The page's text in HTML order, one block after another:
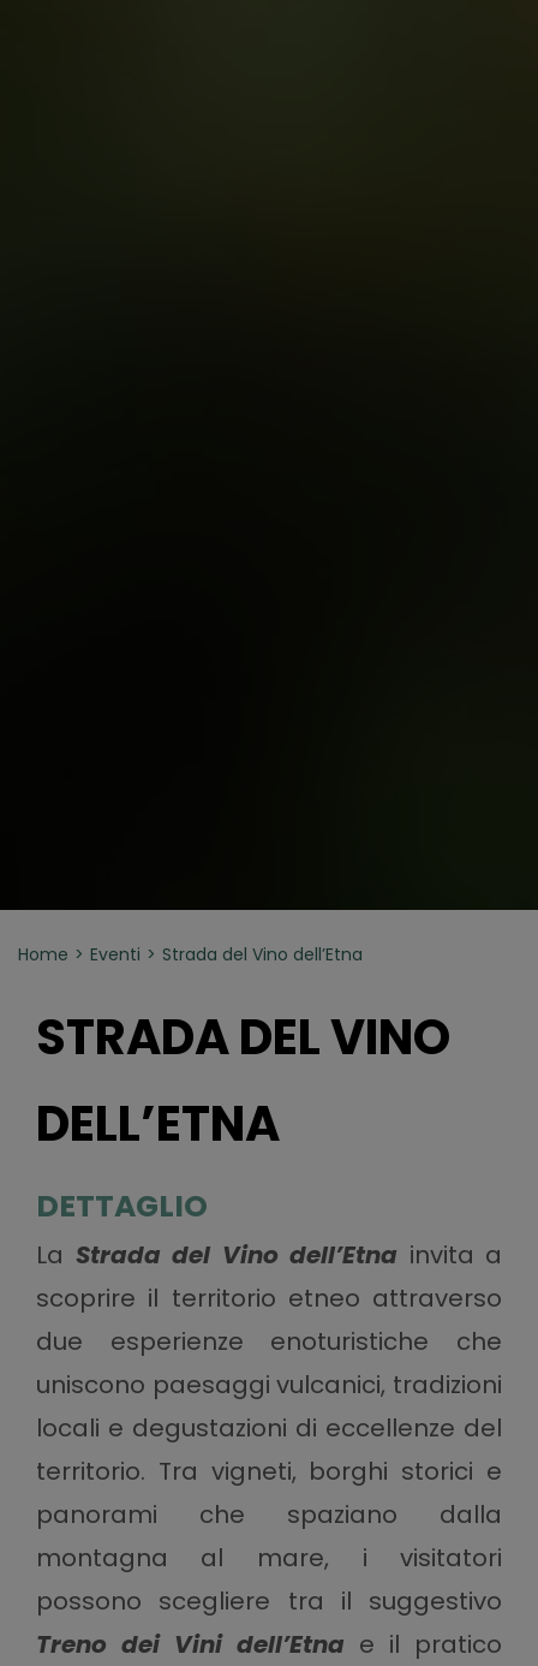
Home Eventi Strada del Vino dell’Etna
STRADA DEL VINO
DELL’ETNA
DETTAGLIO
La Strada del Vino dell’Etna invita a
scoprire il territorio etneo attraverso
due esperienze enoturistiche che
uniscono paesaggi vulcanici, tradizioni
locali e degustazioni di eccellenze del
territorio. Tra vigneti, borghi storici e
panorami che spaziano dalla
montagna al mare, i visitatori
possono scegliere tra il suggestivo
Treno dei Vini dell’Etna e il pratico